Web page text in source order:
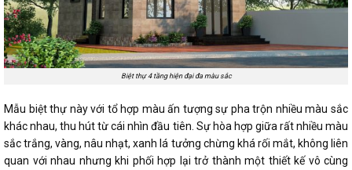
Biệt thự 4 tầng hiện đại đa màu sắc
Mẫu biệt thự này với tổ hợp màu ấn tượng sự pha trộn nhiều màu sắc
khác nhau, thu hút từ cái nhìn đầu tiên. Sự hòa hợp giữa rất nhiều màu
sắc trắng, vàng, nâu nhạt, xanh lá tưởng chừng khá rối mắt, không liên
quan với nhau nhưng khi phối hợp lại trở thành một thiết kế vô cùng